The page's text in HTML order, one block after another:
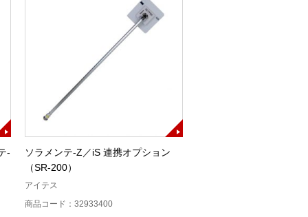
-
ソラメンテ-Z／iS 連携オプション
（SR-200）
アイテス
商品コード：32933400